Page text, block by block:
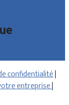
confidentialité|
entreprise|